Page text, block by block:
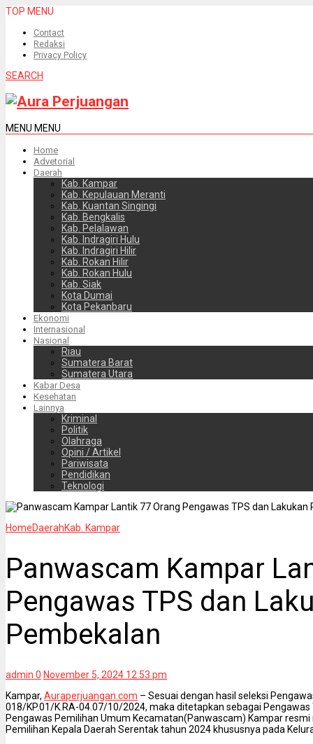
TOP MENU
Contact
Redaksi
Privacy Policy
SEARCH
MENU MENU
Home
Advetorial
Daerah
Kab. Kampar
Kab. Kepulauan Meranti
Kab. Kuantan Singingi
Kab. Bengkalis
Kab. Pelalawan
Kab. Indragiri Hulu
Kab. Indragiri Hilir
Kab. Rokan Hilir
Kab. Rokan Hulu
Kab. Siak
Kota Dumai
Kota Pekanbaru
Ekonomi
Internasional
Nasional
Riau
Sumatera Barat
Sumatera Utara
Kabar Desa
Kesehatan
Lainnya
Kriminal
Politik
Olahraga
Opini / Artikel
Pariwisata
Pendidikan
Teknologi
HomeDaerahKab. Kampar
Panwascam Kampar
Pengawas TPS dan
Pembekalan
admin 0 November 5, 2024 12:53 pm
Kampar, Auraperjuangan.com – Sesuai dengan hasil seleksi
018/KP.01/K.RA-04.07/10/2024, maka ditetapkan sebagai
Pengawas Pemilihan Umum Kecamatan(Panwascam) Kampar
Pemilihan Kepala Daerah Serentak tahun 2024 khususnya pada